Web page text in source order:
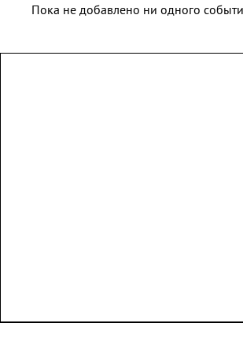
Пока не добавлено ни одного